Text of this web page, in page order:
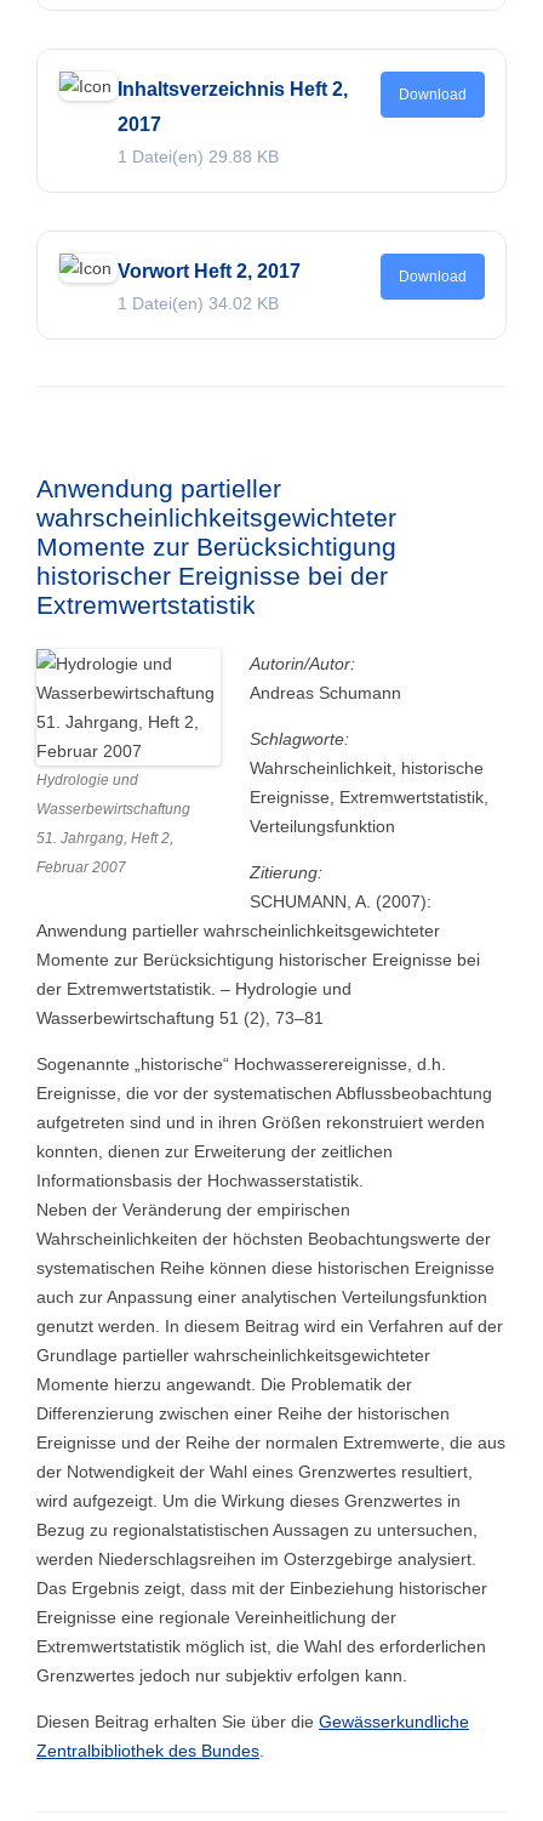
Inhaltsverzeichnis Heft 2,
2017
1 Datei(en) 29.88 KB
Download
Vorwort Heft 2, 2017
1 Datei(en) 34.02 KB
Download
Anwendung partieller
wahrscheinlichkeitsgewichteter
Momente zur Berücksichtigung
historischer Ereignisse bei der
Extremwertstatistik
Hydrologie und
Wasserbewirtschaftung
51. Jahrgang, Heft 2,
Februar 2007
Autorin/Autor:
Andreas Schumann
Schlagworte:
Wahrscheinlichkeit, historische
Ereignisse, Extremwertstatistik,
Verteilungsfunktion
Zitierung:
SCHUMANN, A. (2007):
Anwendung partieller wahrscheinlichkeitsgewichteter
Momente zur Berücksichtigung historischer Ereignisse bei
der Extremwertstatistik. – Hydrologie und
Wasserbewirtschaftung 51 (2), 73–81
Sogenannte „historische“ Hochwasserereignisse, d.h.
Ereignisse, die vor der systematischen Abflussbeobachtung
aufgetreten sind und in ihren Größen rekonstruiert werden
konnten, dienen zur Erweiterung der zeitlichen
Informationsbasis der Hochwasserstatistik.
Neben der Veränderung der empirischen
Wahrscheinlichkeiten der höchsten Beobachtungswerte der
systematischen Reihe können diese historischen Ereignisse
auch zur Anpassung einer analytischen Verteilungsfunktion
genutzt werden. In diesem Beitrag wird ein Verfahren auf der
Grundlage partieller wahrscheinlichkeitsgewichteter
Momente hierzu angewandt. Die Problematik der
Differenzierung zwischen einer Reihe der historischen
Ereignisse und der Reihe der normalen Extremwerte, die aus
der Notwendigkeit der Wahl eines Grenzwertes resultiert,
wird aufgezeigt. Um die Wirkung dieses Grenzwertes in
Bezug zu regionalstatistischen Aussagen zu untersuchen,
werden Niederschlagsreihen im Osterzgebirge analysiert.
Das Ergebnis zeigt, dass mit der Einbeziehung historischer
Ereignisse eine regionale Vereinheitlichung der
Extremwertstatistik möglich ist, die Wahl des erforderlichen
Grenzwertes jedoch nur subjektiv erfolgen kann.
Diesen Beitrag erhalten Sie über die Gewässerkundliche
Zentralbibliothek des Bundes